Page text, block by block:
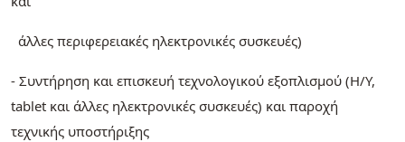
άλλες περιφερειακές ηλεκτρονικές συσκευές)
- Συντήρηση και επισκευή τεχνολογικού εξοπλισμού (Η/Υ,
tablet και άλλες ηλεκτρονικές συσκευές) και παροχή
τεχνικής υποστήριξης